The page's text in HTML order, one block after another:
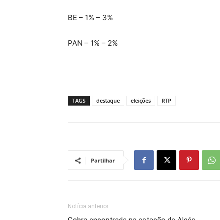
BE – 1% – 3%
PAN – 1% – 2%
TAGS destaque eleições RTP
Partilhar
Notícia anterior